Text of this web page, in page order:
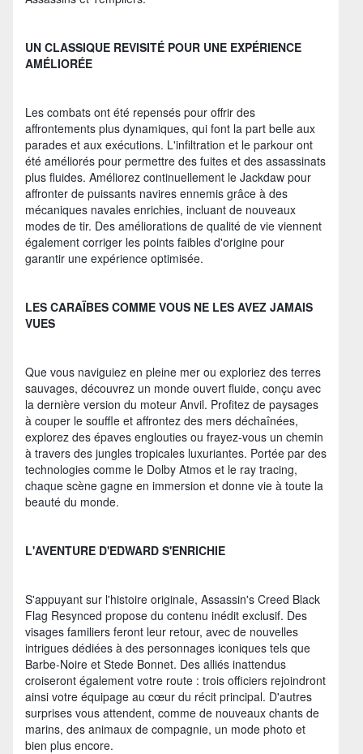
UN CLASSIQUE REVISITÉ POUR UNE EXPÉRIENCE
AMÉLIORÉE
Les combats ont été repensés pour offrir des
affrontements plus dynamiques, qui font la part belle aux
parades et aux exécutions. L'infiltration et le parkour ont
été améliorés pour permettre des fuites et des assassinats
plus fluides. Améliorez continuellement le Jackdaw pour
affronter de puissants navires ennemis grâce à des
mécaniques navales enrichies, incluant de nouveaux
modes de tir. Des améliorations de qualité de vie viennent
également corriger les points faibles d'origine pour
garantir une expérience optimisée.
LES CARAÏBES COMME VOUS NE LES AVEZ JAMAIS
VUES
Que vous naviguiez en pleine mer ou exploriez des terres
sauvages, découvrez un monde ouvert fluide, conçu avec
la dernière version du moteur Anvil. Profitez de paysages
à couper le souffle et affrontez des mers déchaînées,
explorez des épaves englouties ou frayez-vous un chemin
à travers des jungles tropicales luxuriantes. Portée par des
technologies comme le Dolby Atmos et le ray tracing,
chaque scène gagne en immersion et donne vie à toute la
beauté du monde.
L'AVENTURE D'EDWARD S'ENRICHIE
S'appuyant sur l'histoire originale, Assassin's Creed Black
Flag Resynced propose du contenu inédit exclusif. Des
visages familiers feront leur retour, avec de nouvelles
intrigues dédiées à des personnages iconiques tels que
Barbe-Noire et Stede Bonnet. Des alliés inattendus
croiseront également votre route : trois officiers rejoindront
ainsi votre équipage au cœur du récit principal. D'autres
surprises vous attendent, comme de nouveaux chants de
marins, des animaux de compagnie, un mode photo et
bien plus encore.